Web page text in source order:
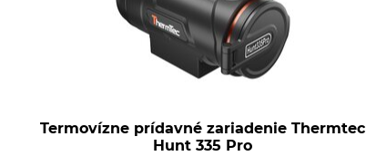
Termovízne prídavné zariadenie Thermtec
Hunt 335 Pro